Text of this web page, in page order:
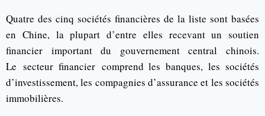
Quatre des cinq sociétés financières de la liste sont basées
en Chine, la plupart d’entre elles recevant un soutien
financier important du gouvernement central chinois.
Le secteur financier comprend les banques, les sociétés
d’investissement, les compagnies d’assurance et les sociétés
immobilières.